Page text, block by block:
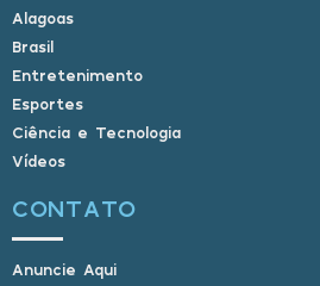
Alagoas
Brasil
Entretenimento
Esportes
Ciência e Tecnologia
Vídeos
CONTATO
Anuncie Aqui